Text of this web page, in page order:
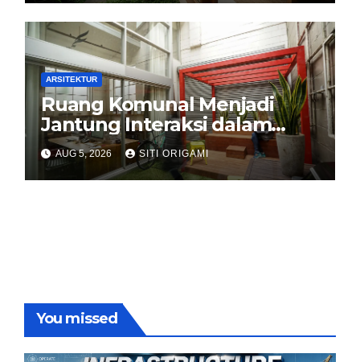
ARSITEKTUR
Ruang Komunal Menjadi
Jantung Interaksi dalam
Perancangan Arsitektur
Modern
AUG 5, 2026 SITI ORIGAMI
You missed